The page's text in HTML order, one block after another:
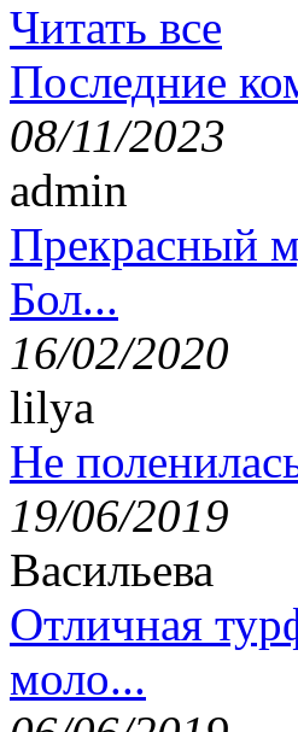
Читать все
Последние
08/11/2023
admin
Прекрасный
Бол...
16/02/2020
lilya
Не
19/06/2019
Васильева
Отличная
моло...